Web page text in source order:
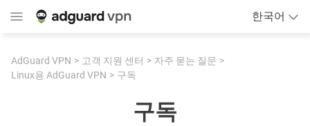
한국어
AdGuard VPN 고객 지원 센터
자주 묻는 질문
Linux용 AdGuard VPN
구독
구독